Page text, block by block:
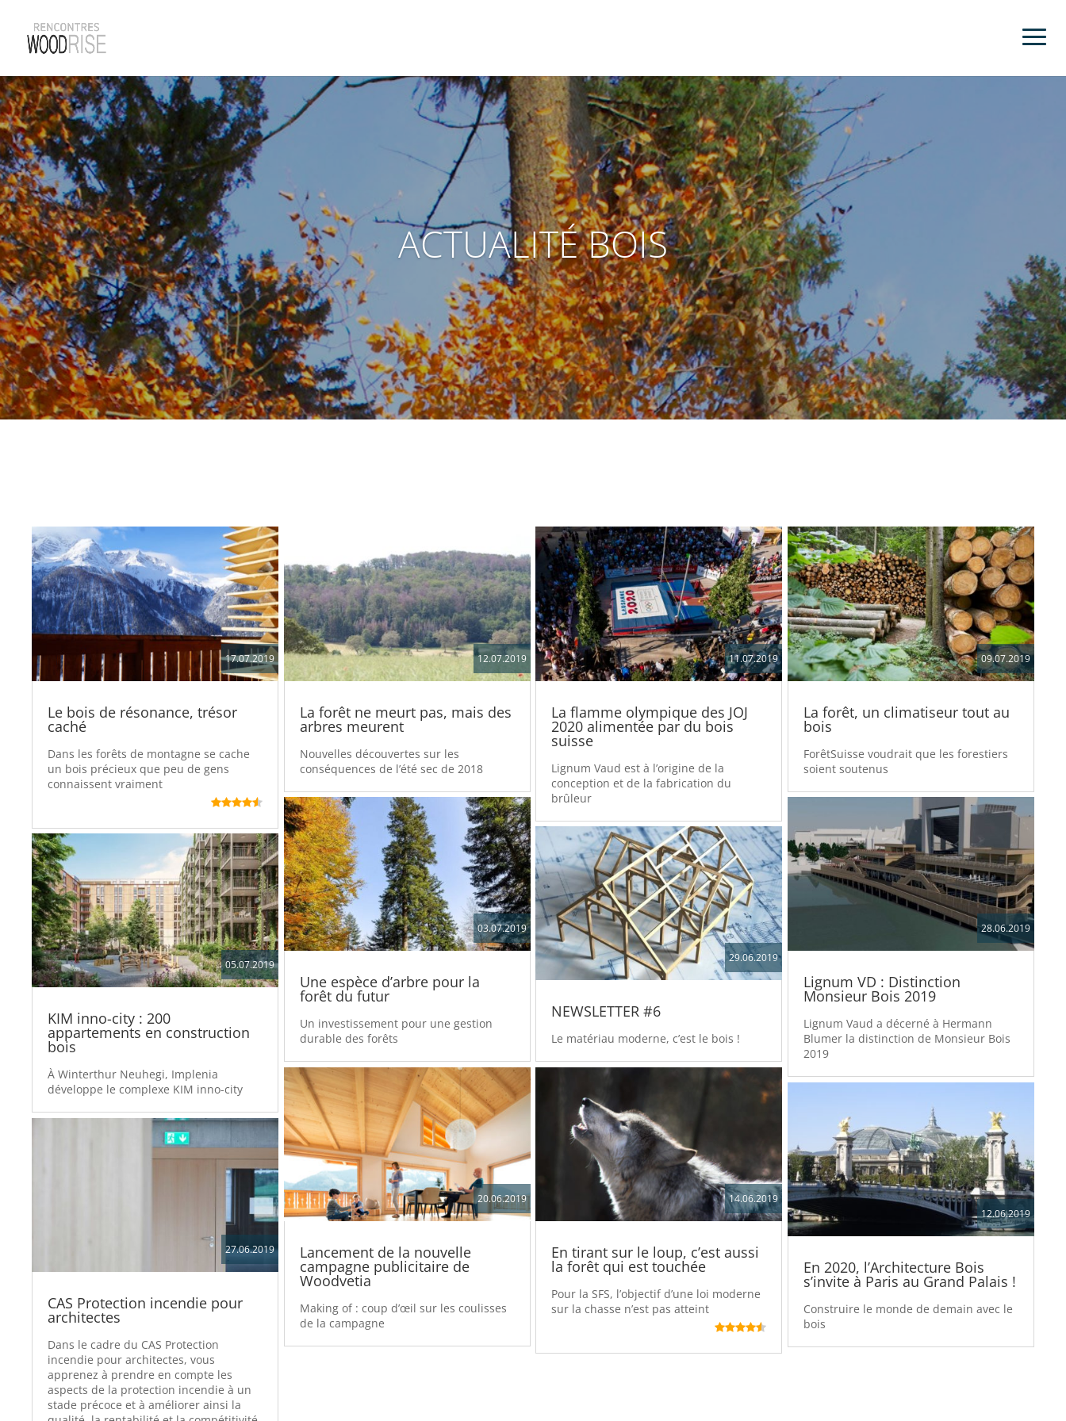
ACTUALITÉ BOIS
17.07.2019
Le bois de résonance, trésor
caché
Dans les forêts de montagne se cache
un bois précieux que peu de gens
connaissent vraiment
05.07.2019
KIM inno-city : 200
appartements en construction
bois
À Winterthur Neuhegi, Implenia
développe le complexe KIM inno-city
27.06.2019
CAS Protection incendie pour
architectes
Dans le cadre du CAS Protection
incendie pour architectes, vous
apprenez à prendre en compte les
aspects de la protection incendie à un
stade précoce et à améliorer ainsi la
12.07.2019
La forêt ne meurt pas, mais des
arbres meurent
Nouvelles découvertes sur les
conséquences de l’été sec de 2018
03.07.2019
Une espèce d’arbre pour la
forêt du futur
Un investissement pour une gestion
durable des forêts
20.06.2019
Lancement de la nouvelle
campagne publicitaire de
Woodvetia
Making of : coup d’œil sur les coulisses
de la campagne
11.07.2019
La flamme olympique des JOJ
2020 alimentée par du bois
suisse
Lignum Vaud est à l’origine de la
conception et de la fabrication du
brûleur
29.06.2019
NEWSLETTER #6
Le matériau moderne, c’est le bois !
14.06.2019
En tirant sur le loup, c’est aussi
la forêt qui est touchée
Pour la SFS, l’objectif d’une loi moderne
sur la chasse n’est pas atteint
09.07.2019
La forêt, un climatiseur tout au
bois
ForêtSuisse voudrait que les forestiers
soient soutenus
28.06.2019
Lignum VD : Distinction
Monsieur Bois 2019
Lignum Vaud a décerné à Hermann
Blumer la distinction de Monsieur Bois
2019
12.06.2019
En 2020, l’Architecture Bois
s’invite à Paris au Grand Palais !
Construire le monde de demain avec le
bois